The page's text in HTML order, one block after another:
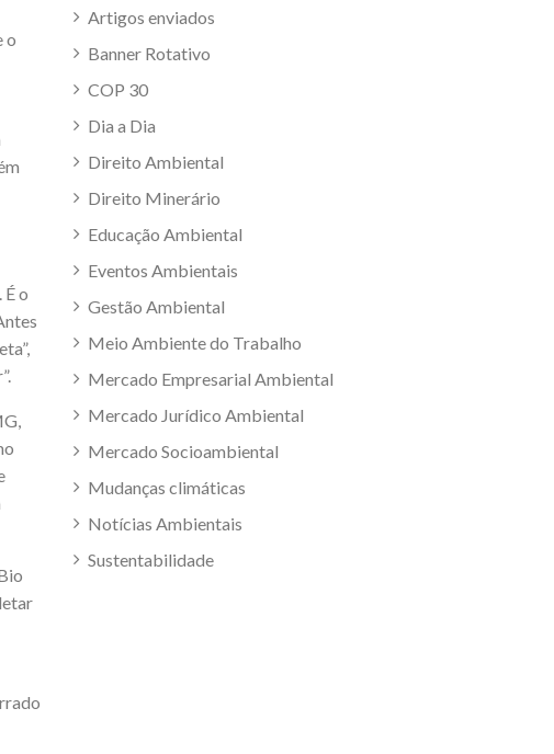
o
o
Artigos enviados
Banner Rotativo
COP 30
Dia a Dia
Direito Ambiental
Direito Minerário
Educação Ambiental
Eventos Ambientais
Gestão Ambiental
Meio Ambiente do Trabalho
Mercado Empresarial Ambiental
Mercado Jurídico Ambiental
Mercado Socioambiental
Mudanças climáticas
Notícias Ambientais
Sustentabilidade